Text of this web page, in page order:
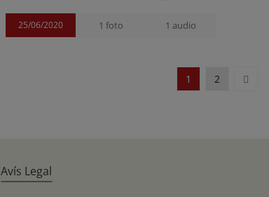
25/06/2020 1 foto 1 audio
1 2
Avís Legal